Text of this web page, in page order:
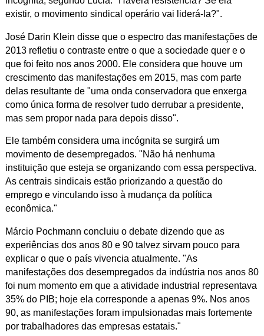
existir, o movimento sindical operário vai liderá-la?".
José Darin Klein disse que o espectro das manifestações de
2013 refletiu o contraste entre o que a sociedade quer e o
que foi feito nos anos 2000. Ele considera que houve um
crescimento das manifestações em 2015, mas com parte
delas resultante de "uma onda conservadora que enxerga
como única forma de resolver tudo derrubar a presidente,
mas sem propor nada para depois disso".
Ele também considera uma incógnita se surgirá um
movimento de desempregados. "Não há nenhuma
instituição que esteja se organizando com essa perspectiva.
As centrais sindicais estão priorizando a questão do
emprego e vinculando isso à mudança da política
econômica."
Márcio Pochmann concluiu o debate dizendo que as
experiências dos anos 80 e 90 talvez sirvam pouco para
explicar o que o país vivencia atualmente. "As
manifestações dos desempregados da indústria nos anos 80
foi num momento em que a atividade industrial representava
35% do PIB; hoje ela corresponde a apenas 9%. Nos anos
90, as manifestações foram impulsionadas mais fortemente
por trabalhadores das empresas estatais."